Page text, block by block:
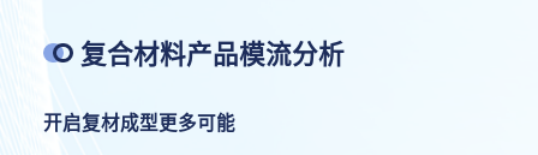
复合材料产品模流分析
开启复材成型更多可能